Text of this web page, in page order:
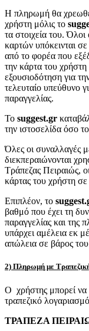
Η πληρωμή θα
χρήστη μόλις το
τα στοιχεία του.
καρτών υπόκεινται
από το φορέα που
την κάρτα του
εξουσιοδότηση για
τελευταίο υπεύθυνο
παραγγελίας.
Το suggest.gr
την ιστοσελίδα όσο
Όλες οι συναλλαγές
διεκπεραιώνονται
Τράπεζας Πειραιώς,
κάρτας του χρήστη
Επιπλέον, το
βαθμό που έχει τη
παραγγελίας και της
υπάρχει αμέλεια εκ
απώλεια σε βάρος
2) Πληρωμή με
Ο χρήστης μπορεί να
τραπεζικό
ΤΡΑΠΕΖΑ